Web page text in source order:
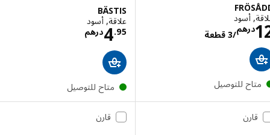
أسود
درهم
/3 قطعة الاسعار درهم 12/3 قطعة
للتوصيل
BÄSTIS
علاقة, أسود
درهم4 الاسعار درهم
متاح للتوصيل
قارن قارن